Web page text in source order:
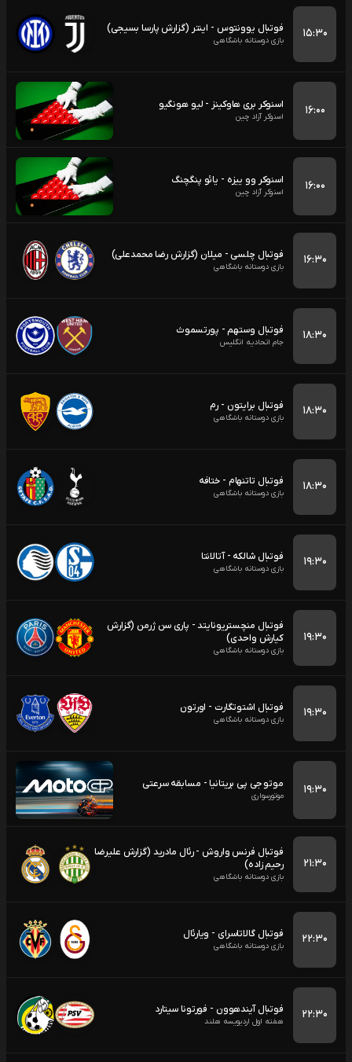
۱۵:۳۰ فوتبال یوونتوس - اینتر (گزارش پارسا بسیجی)
بازی دوستانه باشگاهی
۱۶:۰۰ اسنوکر بری هاوکینز - لیو هونگیو
اسنوکر آزاد چین
۱۶:۰۰ اسنوکر وو ییزه - یائو پنگچنگ
اسنوکر آزاد چین
۱۶:۳۰ فوتبال چلسی - میلان (گزارش رضا محمدعلی)
بازی دوستانه باشگاهی
۱۸:۳۰ فوتبال وستهم - پورتسموث
جام اتحادیه انگلیس
۱۸:۳۰ فوتبال برایتون - رم
بازی دوستانه باشگاهی
۱۸:۳۰ فوتبال تاتنهام - ختافه
بازی دوستانه باشگاهی
۱۹:۳۰ فوتبال شالکه - آتالانتا
بازی دوستانه باشگاهی
۱۹:۳۰
فوتبال منچستریونایتد - پاری سن ژرمن (گزارش
کیارش واحدی)
بازی دوستانه باشگاهی
۱۹:۳۰ فوتبال اشتوتگارت - اورتون
بازی دوستانه باشگاهی
۱۹:۳۰ موتو جی پی بریتانیا - مسابقه سرعتی
موتورسواری
۲۱:۳۰
فوتبال فرنس واروش - رئال مادرید (گزارش علیرضا
رحیم زاده)
بازی دوستانه باشگاهی
۲۲:۳۰ فوتبال گالاتاسرای - ویارئال
بازی دوستانه باشگاهی
۲۲:۳۰ فوتبال آیندهوون - فورتونا سیتارد
هفته اول اردیویسه هلند